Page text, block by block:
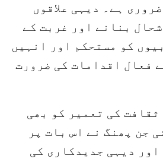
ہے۔ دیہی علاقوں
بنانے اور غربت کے
کو مستحکم اور انہیں
فعال اقدامات کی ضرورت
ثقافت کی تعمیر کو بھی
جن پھنگ نے اس بات پر
اور دیہی جدیدکاری کی